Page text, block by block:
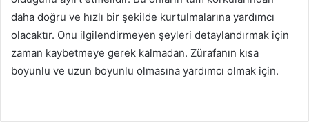
daha doğru ve hızlı bir şekilde kurtulmalarına yardımcı
olacaktır. Onu ilgilendirmeyen şeyleri detaylandırmak için
zaman kaybetmeye gerek kalmadan. Zürafanın kısa
boyunlu ve uzun boyunlu olmasına yardımcı olmak için.